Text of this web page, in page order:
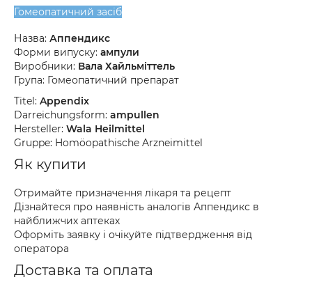
Гомеопатичний засіб
Назва: Аппендикс
Форми випуску: ампули
Виробники: Вала Хайльміттель
Група: Гомеопатичний препарат
Titel: Appendix
Darreichungsform: ampullen
Hersteller: Wala Heilmittel
Gruppe: Homöopathische Arzneimittel
Як купити
Отримайте призначення лікаря та рецепт
Дізнайтеся про наявність аналогів Аппендикс в
найближчих аптеках
Оформіть заявку і очікуйте підтвердження від
оператора
Доставка та оплата